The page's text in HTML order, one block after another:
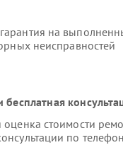
на
неисправностей
стоимости
по